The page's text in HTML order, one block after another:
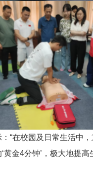
“在校园及日常生活中
黄金4分钟’，极大地提